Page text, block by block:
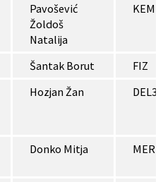
Pavošević
Žoldoš
Natalija
KEM1
Šantak Borut
FIZ
Hozjan Žan DEL3
Donko Mitja MER